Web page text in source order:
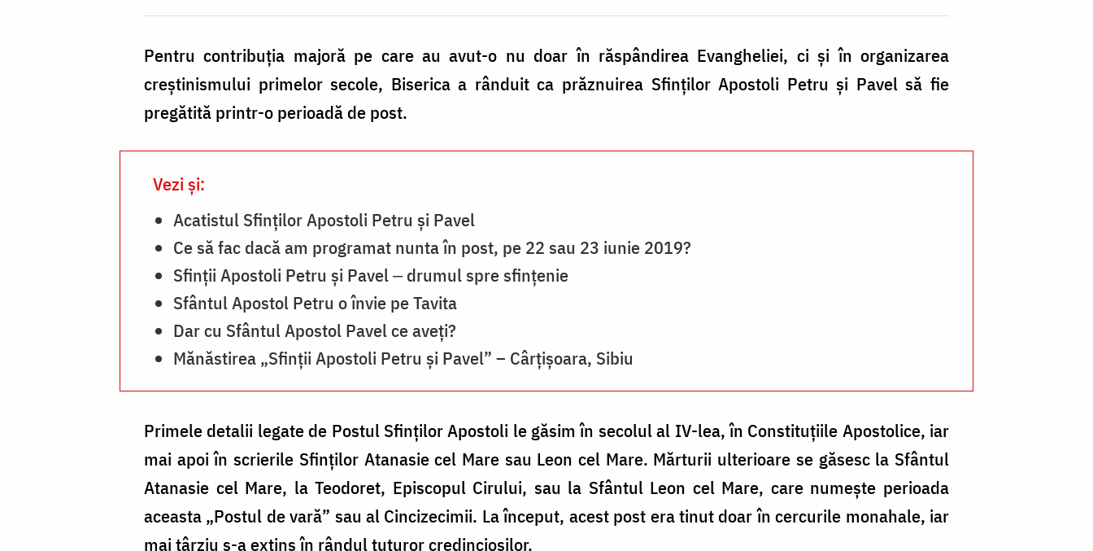
Pentru contribuția majoră pe care au avut-o nu doar în răspândirea Evangheliei, ci și în organizarea
creștinismului primelor secole, Biserica a rânduit ca prăznuirea Sfinților Apostoli Petru și Pavel să fie
pregătită printr-o perioadă de post.
Vezi și:
Acatistul Sfinţilor Apostoli Petru şi Pavel
Ce să fac dacă am programat nunta în post, pe 22 sau 23 iunie 2019?
Sfinții Apostoli Petru și Pavel ‒ drumul spre sfințenie
Sfântul Apostol Petru o învie pe Tavita
Dar cu Sfântul Apostol Pavel ce aveţi?
Mănăstirea „Sfinții Apostoli Petru și Pavel” – Cârțișoara, Sibiu
Primele detalii legate de Postul Sfinților Apostoli le găsim în secolul al IV-lea, în Constituțiile Apostolice, iar
mai apoi în scrierile Sfinților Atanasie cel Mare sau Leon cel Mare. Mărturii ulterioare se găsesc la Sfântul
Atanasie cel Mare, la Teodoret, Episcopul Cirului, sau la Sfântul Leon cel Mare, care numeşte perioada
aceasta „Postul de vară” sau al Cincizecimii. La început, acest post era tinut doar în cercurile monahale, iar
mai târziu s-a extins în rândul tuturor credincioșilor.